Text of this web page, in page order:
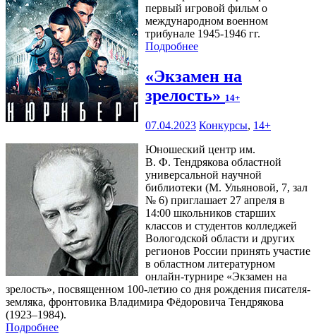
первый игровой фильм о
международном военном
трибунале 1945-1946 гг.
Подробнее
«Экзамен на
зрелость» 14+
07.04.2023 Конкурсы, 14+
Юношеский центр им.
В. Ф. Тендрякова областной
универсальной научной
библиотеки (М. Ульяновой, 7, зал
№ 6) приглашает 27 апреля в
14:00 школьников старших
классов и студентов колледжей
Вологодской области и других
регионов России принять участие
в областном литературном
онлайн-турнире «Экзамен на
зрелость», посвященном 100-летию со дня рождения писателя-
земляка, фронтовика Владимира Фёдоровича Тендрякова
(1923–1984).
Подробнее